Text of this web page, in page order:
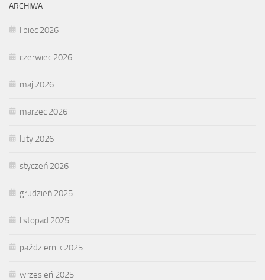
ARCHIWA
lipiec 2026
czerwiec 2026
maj 2026
marzec 2026
luty 2026
styczeń 2026
grudzień 2025
listopad 2025
październik 2025
wrzesień 2025